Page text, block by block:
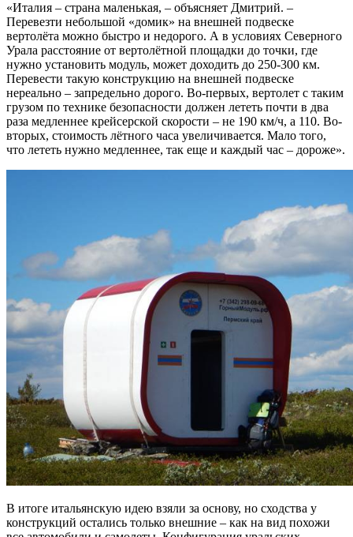
«Италия – страна маленькая, – объясняет Дмитрий. –
Перевезти небольшой «домик» на внешней подвеске
вертолёта можно быстро и недорого. А в условиях Северного
Урала расстояние от вертолётной площадки до точки, где
нужно установить модуль, может доходить до 250-300 км.
Перевести такую конструкцию на внешней подвеске
нереально – запредельно дорого. Во-первых, вертолет с таким
грузом по технике безопасности должен лететь почти в два
раза медленнее крейсерской скорости – не 190 км/ч, а 110. Во-
вторых, стоимость лётного часа увеличивается. Мало того,
что лететь нужно медленнее, так еще и каждый час – дороже».
В итоге итальянскую идею взяли за основу, но сходства у
конструкций остались только внешние – как на вид похожи